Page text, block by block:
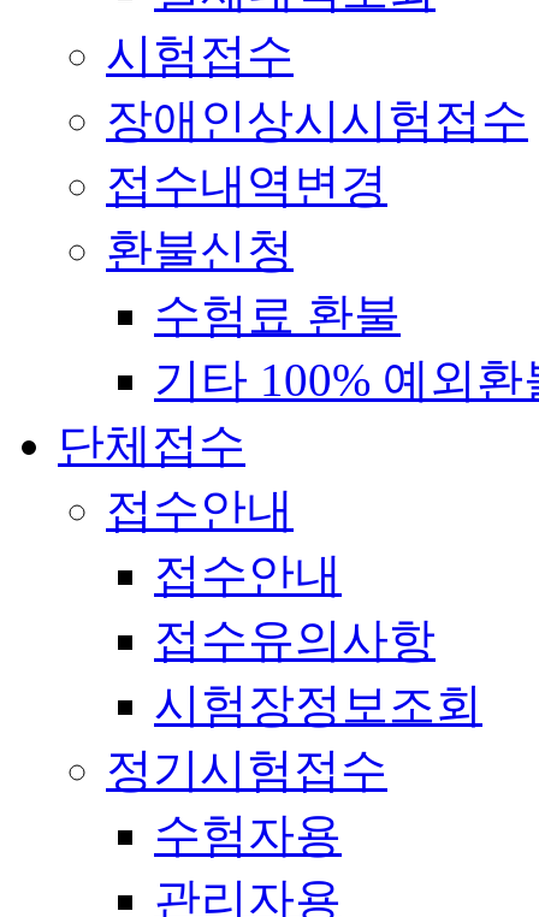
시험접수
장애인상시시험접수
접수내역변경
환불신청
수험료 환불
기타 100% 예외환
단체접수
접수안내
접수안내
접수유의사항
시험장정보조회
정기시험접수
수험자용
관리자용